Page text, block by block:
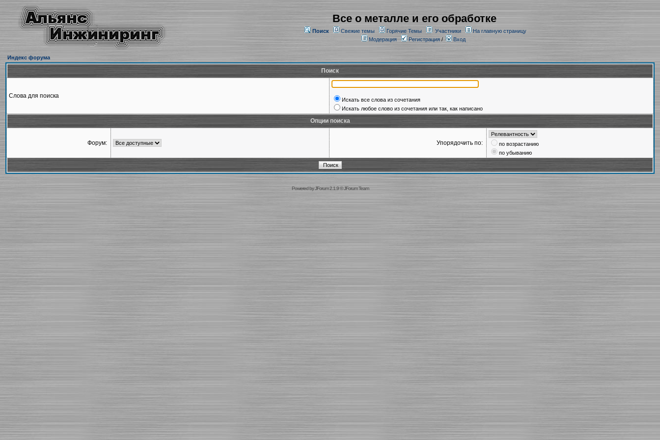
Все о металле и его обработке
Поиск Свежие темы Горячие Темы Участники
На главную страницу
Модерация
Регистрация/ Вход
Индекс форума
Поиск
Слова для поиска
Искать все слова из сочетания
Искать любое слово из сочетания или так, как написано
Опции поиска
Форум: Упорядочить по:
по возрастанию
по убыванию
Powered byJForum 2.1.9©JForum Team